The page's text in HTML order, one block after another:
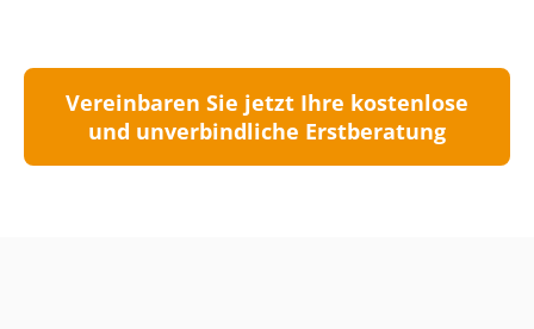
Vereinbaren Sie jetzt Ihre kostenlose
und unverbindliche Erstberatung